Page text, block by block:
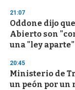
21:07
Oddone dijo
Abierto son
una "ley aparte"
20:45
Ministerio de
un peón por un